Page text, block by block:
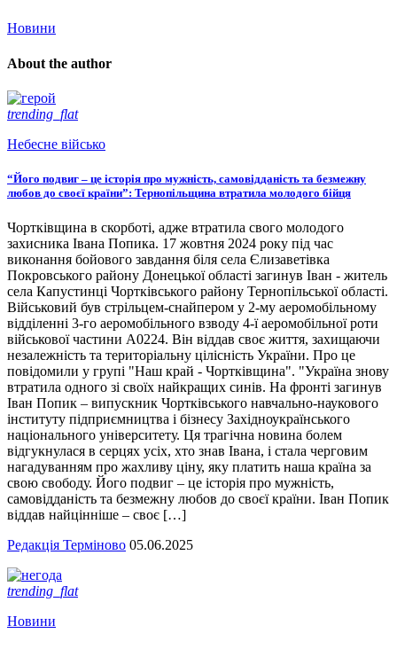
Новини
About the author
trending_flat
Небесне військо
“Його подвиг – це історія про мужність, самовідданість та безмежну
любов до своєї країни”: Тернопільщина втратила молодого бійця
Чортківщина в скорботі, адже втратила свого молодого
захисника Івана Попика. 17 жовтня 2024 року під час
виконання бойового завдання біля села Єлизаветівка
Покровського району Донецької області загинув Іван - житель
села Капустинці Чортківського району Тернопільської області.
Військовий був стрільцем-снайпером у 2-му аеромобільному
відділенні 3-го аеромобільного взводу 4-ї аеромобільної роти
військової частини А0224. Він віддав своє життя, захищаючи
незалежність та територіальну цілісність України. Про це
повідомили у групі "Наш край - Чортківщина". "Україна знову
втратила одного зі своїх найкращих синів. На фронті загинув
Іван Попик – випускник Чортківського навчально-наукового
інституту підприємництва і бізнесу Західноукраїнського
національного університету. Ця трагічна новина болем
відгукнулася в серцях усіх, хто знав Івана, і стала черговим
нагадуванням про жахливу ціну, яку платить наша країна за
свою свободу. Його подвиг – це історія про мужність,
самовідданість та безмежну любов до своєї країни. Іван Попик
віддав найцінніше – своє […]
Редакція Терміново 05.06.2025
trending_flat
Новини